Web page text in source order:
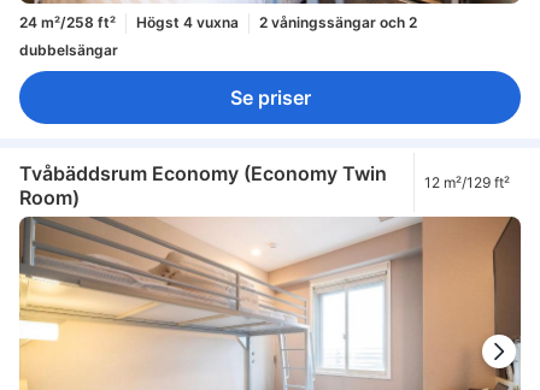
24 m²/258 ft² Högst 4 vuxna
2 våningssängar och 2
dubbelsängar
Se priser
Tvåbäddsrum Economy (Economy Twin
Room)
12 m²/129 ft²